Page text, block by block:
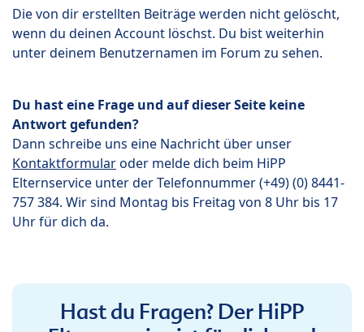
Die von dir erstellten Beiträge werden nicht gelöscht,
wenn du deinen Account löschst. Du bist weiterhin
unter deinem Benutzernamen im Forum zu sehen.
Du hast eine Frage und auf dieser Seite keine
Antwort gefunden?
Dann schreibe uns eine Nachricht über unser
Kontaktformularoder melde dich beim HiPP
Elternservice unter der Telefonnummer (+49) (0) 8441-
757 384. Wir sind Montag bis Freitag von 8 Uhr bis 17
Uhr für dich da.
Hast du Fragen? Der HiPP